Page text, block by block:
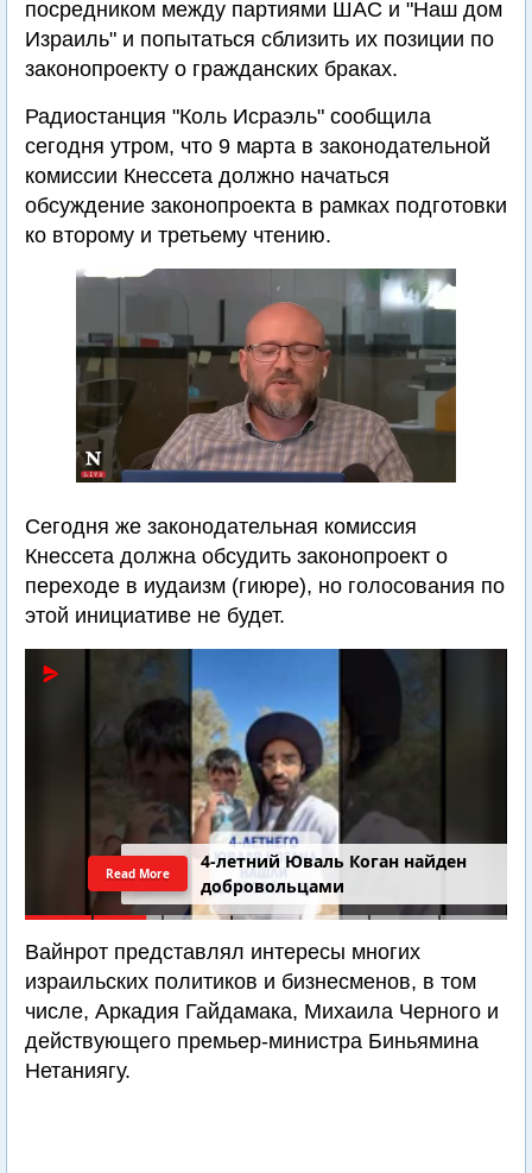
посредником между партиями ШАС и "Наш дом
Израиль" и попытаться сблизить их позиции по
законопроекту о гражданских браках.
Радиостанция "Коль Исраэль" сообщила
сегодня утром, что 9 марта в законодательной
комиссии Кнессета должно начаться
обсуждение законопроекта в рамках подготовки
ко второму и третьему чтению.
Сегодня же законодательная комиссия
Кнессета должна обсудить законопроект о
переходе в иудаизм (гиюре), но голосования по
этой инициативе не будет.
4-летний Юваль Коган найден
добровольцами
Read More
Вайнрот представлял интересы многих
израильских политиков и бизнесменов, в том
числе, Аркадия Гайдамака, Михаила Черного и
действующего премьер-министра Биньямина
Нетаниягу.